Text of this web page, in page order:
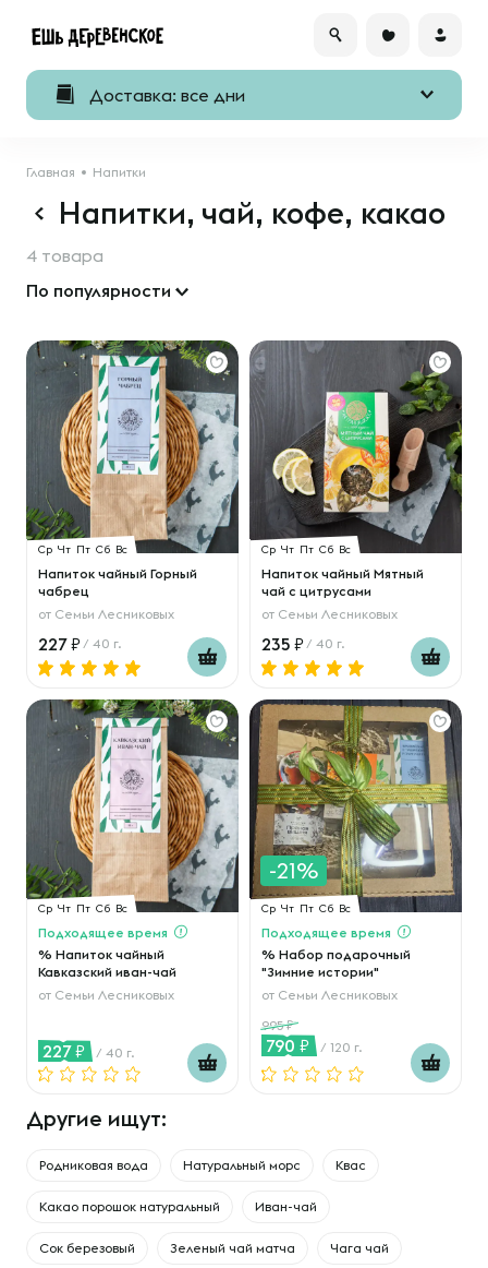
Доставка: все дни
Главная Напитки
Напитки, чай, кофе, какао
4 товара
По популярности
Ср Чт Пт Сб Вс
Напиток чайный Горный
чабрец
от Семьи Лесниковых
227 / 40 г.
Ср Чт Пт Сб Вс
Напиток чайный Мятный
чай с цитрусами
от Семьи Лесниковых
235 / 40 г.
Ср Чт Пт Сб Вс
Подходящее время
% Напиток чайный
Кавказский иван-чай
от Семьи Лесниковых
227 / 40 г.
-21%
Ср Чт Пт Сб Вс
Подходящее время
% Набор подарочный
"Зимние истории"
от Семьи Лесниковых
995
790 / 120 г.
Другие ищут:
Родниковая вода Натуральный морс Квас
Какао порошок натуральный Иван-чай
Сок березовый Зеленый чай матча Чага чай